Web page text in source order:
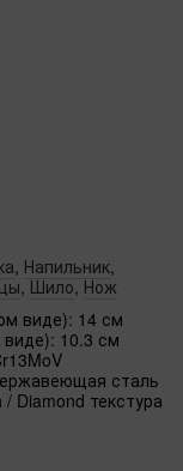
авто й
, Напильник,
, Шило, Нож
виде): 14 см
10.3 см
сталь
Diamond текстура